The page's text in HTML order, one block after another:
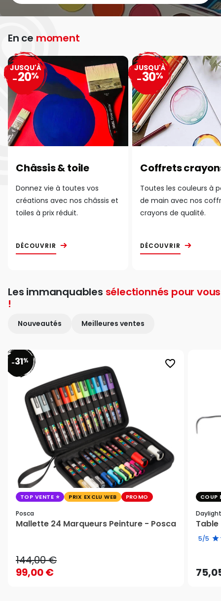
En ce moment
Châssis & toile
Donnez vie à toutes vos
créations avec nos châssis et
toiles à prix réduit.
DÉCOUVRIR
JUSQU'À
-20%
Coffrets
Toutes les couleurs à
de main avec nos
crayons de qualité.
DÉCOUVRIR
JUSQU'À
-30%
Les immanquables sélectionnés pour vous
!
Nouveautés Meilleures ventes
favorite_border
-31%
TOP VENTE PRIX EXCLU WEB PROMO
Posca
Mallette 24 Marqueurs Peinture - Posca
144,00 €
99,00 €
COUP
Daylight
Table
5/5